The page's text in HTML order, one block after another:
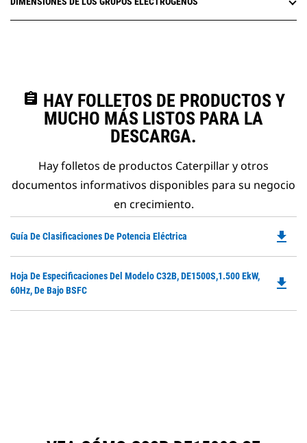
assignment HAY FOLLETOS DE PRODUCTOS Y
MUCHO MÁS LISTOS PARA LA
DESCARGA.
Hay folletos de productos Caterpillar y otros
documentos informativos disponibles para su negocio
en crecimiento.
Guía De Clasificaciones De Potencia Eléctrica file_download
Hoja De Especificaciones Del Modelo C32B, DE1500S,1.500 EkW,
60Hz, De Bajo BSFC
file_download